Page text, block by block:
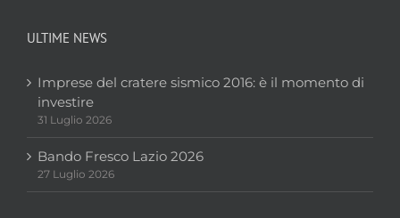
ULTIME NEWS
Imprese del cratere sismico 2016: è il momento di
investire
31 Luglio 2026
Bando Fresco Lazio 2026
27 Luglio 2026